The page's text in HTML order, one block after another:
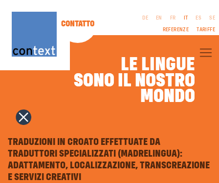
LE LINGUE
SONO IL NOSTRO
MONDO
SONO IL NOSTRO
MONDO
DE EN FR IT ES
SE
REFERENZE
TARIFFE
CONTEXT® – CHI SIAMO
FILM & TV | SCENEGGIATURE
EDITORIA AZIENDALE
COPYWRITING | TESTI PUBBLICITARI
PUBLIC RELATION
RICERCA DEL NOME | NOMI DELLE MARCHE
DESIGN GRAFICO | MULTIMEDIA
COMPOSIZIONE IN LINGUA STRANIERA | PRESTAMPA
NOTE LEGALI
PROTEZIONE DEI
DATI
TRADUZIONI IN CROATO EFFETTUATE DA
TRADUTTORI SPECIALIZZATI (MADRELINGUA):
ADATTAMENTO, LOCALIZZAZIONE, TRANSCREAZIONE
E SERVIZI CREATIVI
CONTATTO